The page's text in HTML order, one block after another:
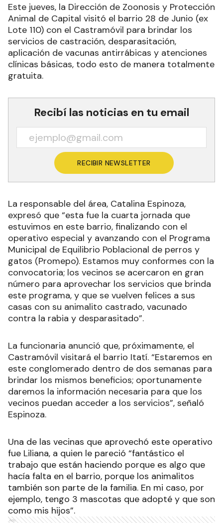
Este jueves, la Dirección de Zoonosis y Protección
Animal de Capital visitó el barrio 28 de Junio (ex
Lote 110) con el Castramóvil para brindar los
servicios de castración, desparasitación,
aplicación de vacunas antirrábicas y atenciones
clínicas básicas, todo esto de manera totalmente
gratuita.
Recibí las noticias en tu email
RECIBIR NEWSLETTER
La responsable del área, Catalina Espinoza,
expresó que “esta fue la cuarta jornada que
estuvimos en este barrio, finalizando con el
operativo especial y avanzando con el Programa
Municipal de Equilibrio Poblacional de perros y
gatos (Promepo). Estamos muy conformes con la
convocatoria; los vecinos se acercaron en gran
número para aprovechar los servicios que brinda
este programa, y que se vuelven felices a sus
casas con su animalito castrado, vacunado
contra la rabia y desparasitado”.
La funcionaria anunció que, próximamente, el
Castramóvil visitará el barrio Itatí. “Estaremos en
este conglomerado dentro de dos semanas para
brindar los mismos beneficios; oportunamente
daremos la información necesaria para que los
vecinos puedan acceder a los servicios”, señaló
Espinoza.
Una de las vecinas que aprovechó este operativo
fue Liliana, a quien le pareció “fantástico el
trabajo que están haciendo porque es algo que
hacía falta en el barrio, porque los animalitos
también son parte de la familia. En mi caso, por
ejemplo, tengo 3 mascotas que adopté y que son
como mis hijos”.
Ads